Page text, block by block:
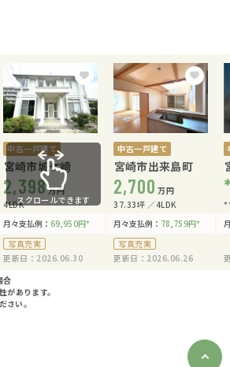
中古一戸建て
宮崎市城ケ崎
2,398万円
4LDK
月々支払例： 69,950円*
写真充実
更新日：2026.06.30
中古一戸建て
宮崎市出来島町
2,700 万円
37.33坪
4LDK
月々支払例： 78,759円*
写真充実
更新日：2026.06.26
スクロールできます
合
あります。
さい。